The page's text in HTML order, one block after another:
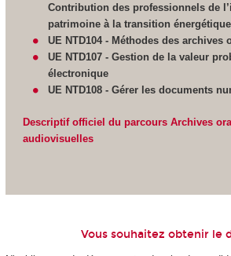
Contribution des professionnels de
patrimoine à la transition énergétique
UE NTD104 - Méthodes des archives
UE NTD107 - Gestion de la valeur
électronique
UE NTD108 - Gérer les documents
Descriptif officiel du parcours Archives
audiovisuelles
Vous souhaitez obtenir le